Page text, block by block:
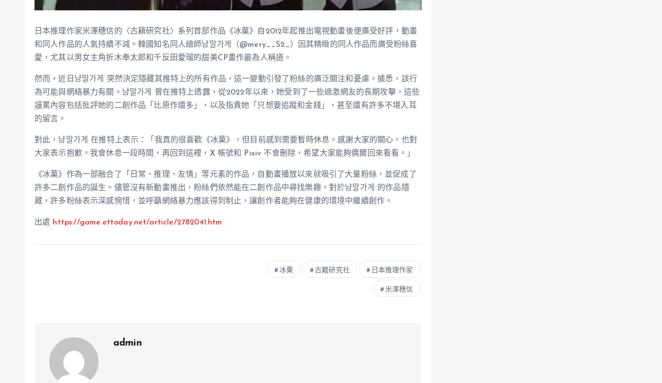
日本推理作家米澤穗信的〈古籍研究社〉系列首部作品《冰菓》自2012年起推出電視動畫後便廣受好評，動畫
和同人作品的人氣持續不減。韓國知名同人繪師냠말가게（@mery__S2_）因其精緻的同人作品而廣受粉絲喜
愛，尤其以男女主角折木奉太郎和千反田愛瑠的甜美CP畫作最為人稱道。
然而，近日냠말가게 突然決定隱藏其推特上的所有作品，這一變動引發了粉絲的廣泛關注和憂慮。據悉，該行
為可能與網絡暴力有關。냠말가게 曾在推特上透露，從2022年以來，她受到了一些過激網友的長期攻擊，這些
謾罵內容包括批評她的二創作品「比原作還多」，以及指責她「只想要追蹤和金錢」，甚至還有許多不堪入耳
的留言。
對此，냠말가게 在推特上表示：「我真的很喜歡《冰菓》，但目前感到需要暫時休息。感謝大家的關心，也對
大家表示抱歉。我會休息一段時間，再回到這裡，X 帳號和 Pixiv 不會刪除，希望大家能夠偶爾回來看看。」
《冰菓》作為一部融合了「日常、推理、友情」等元素的作品，自動畫播放以來就吸引了大量粉絲，並促成了
許多二創作品的誕生。儘管沒有新動畫推出，粉絲們依然能在二創作品中尋找樂趣。對於냠말가게 的作品隱
藏，許多粉絲表示深感惋惜，並呼籲網絡暴力應該得到制止，讓創作者能夠在健康的環境中繼續創作。
出處 https://game.ettoday.net/article/2782041.htm
冰菓 古籍研究社 日本推理作家
米澤穗信
admin